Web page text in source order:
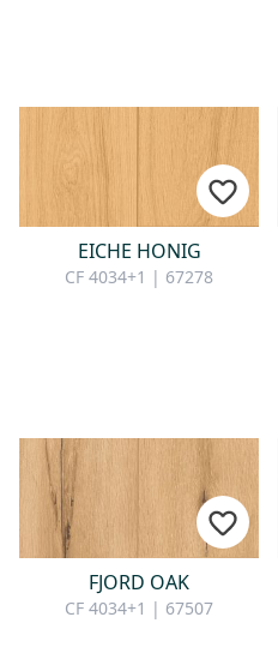
EICHE HONIG
CF 4034+1 | 67278
FJORD OAK
CF 4034+1 | 67507